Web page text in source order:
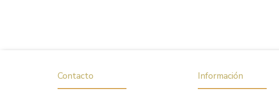
Contacto Información